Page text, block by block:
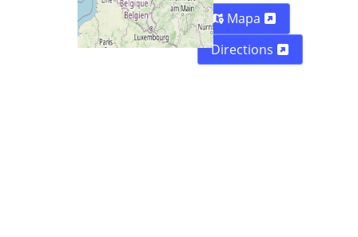
Mapa
Directions